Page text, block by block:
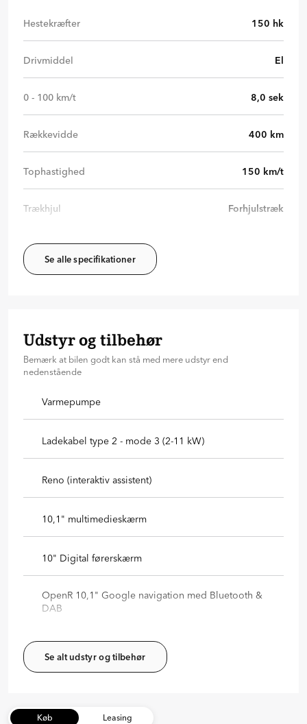
Hestekræfter 150 hk
Drivmiddel El
0 - 100 km/t 8,0 sek
Rækkevidde 400 km
Tophastighed 150 km/t
Trækhjul Forhjulstræk
Se alle specifikationer
Udstyr og tilbehør
Bemærk at bilen godt kan stå med mere udstyr end
nedenstående
Varmepumpe
Ladekabel type 2 - mode 3 (2-11 kW)
Reno (interaktiv assistent)
10,1" multimedieskærm
10" Digital førerskærm
OpenR 10,1" Google navigation med Bluetooth &
DAB
Se alt udstyr og tilbehør
Køb Leasing